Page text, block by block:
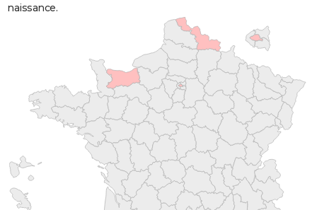
naissance.